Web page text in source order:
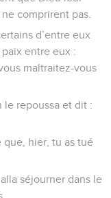
comprirent pas.
d’entre eux
entre eux :
maltraitez-vous
le repoussa et dit :
que, hier, tu as tué
séjourner dans le